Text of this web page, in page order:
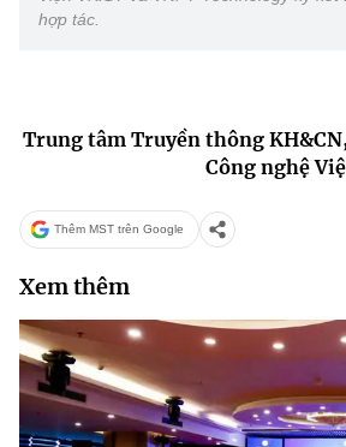
hợp tác.
Trung tâm Truyền thông
Công nghệ
Thêm MST trên Google
Xem thêm